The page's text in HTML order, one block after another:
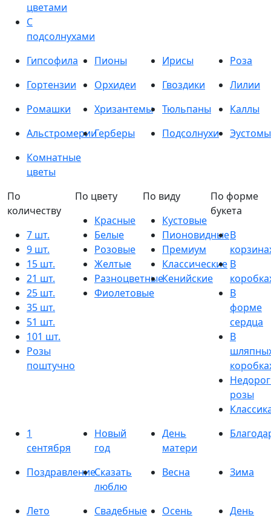
цветами
С
подсолнухами
Гипсофила Пионы Ирисы
Роза
Гортензии
Орхидеи Гвоздики
Лилии
Ромашки
Хризантемы Тюльпаны
Каллы
АльстромерииГерберы Подсолнухи
Эустомы
Комнатные
цветы
По
количеству
7 шт.
9 шт.
15 шт.
21 шт.
25 шт.
35 шт.
51 шт.
101 шт.
Розы
поштучно
По цвету
Красные
Белые
Розовые
Желтые
Разноцветные
Фиолетовые
По виду
Кустовые
Пионовидные
Премиум
Классические
Кенийские
По форме
букета
В
В
В
форме
сердца
В
розы
1
сентября
Новый
год
День
матери
ПоздравлениеСказать
люблю
Весна Зима
Лето
Свадебные
Осень
День